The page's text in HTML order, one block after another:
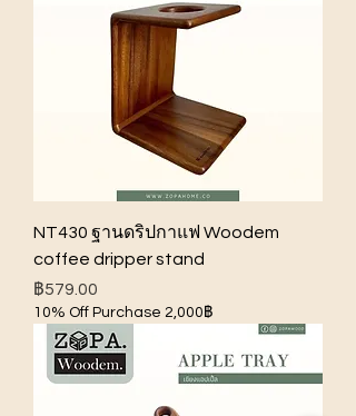
NT430 ฐานดริปกาแฟ Woodem
coffee dripper stand
ราคา
฿579.00
10% Off Purchase 2,000฿